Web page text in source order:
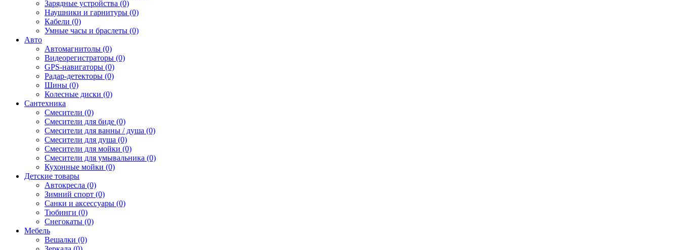
Зарядные устройства (0)
Наушники и гарнитуры (0)
Кабели (0)
Умные часы и браслеты (0)
Авто
Автомагнитолы (0)
Видеорегистраторы (0)
GPS-навигаторы (0)
Радар-детекторы (0)
Шины (0)
Колесные диски (0)
Сантехника
Смесители (0)
Смесители для биде (0)
Смесители для ванны / душа (0)
Смесители для душа (0)
Смесители для мойки (0)
Смесители для умывальника (0)
Кухонные мойки (0)
Детские товары
Автокресла (0)
Зимний спорт (0)
Санки и аксессуары (0)
Тюбинги (0)
Снегокаты (0)
Мебель
Вешалки (0)